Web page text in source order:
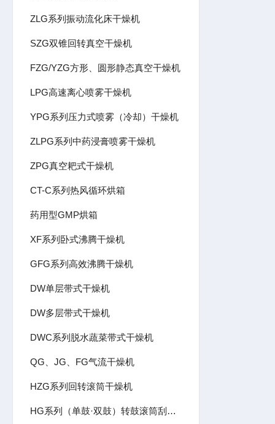
ZLG系列振动流化床干燥机
SZG双锥回转真空干燥机
FZG/YZG方形、圆形静态真空干燥机
LPG高速离心喷雾干燥机
YPG系列压力式喷雾（冷却）干燥机
ZLPG系列中药浸膏喷雾干燥机
ZPG真空耙式干燥机
CT-C系列热风循环烘箱
药用型GMP烘箱
XF系列卧式沸腾干燥机
GFG系列高效沸腾干燥机
DW单层带式干燥机
DW多层带式干燥机
DWC系列脱水蔬菜带式干燥机
QG、JG、FG气流干燥机
HZG系列回转滚筒干燥机
HG系列（单鼓·双鼓）转鼓滚筒刮板干燥机